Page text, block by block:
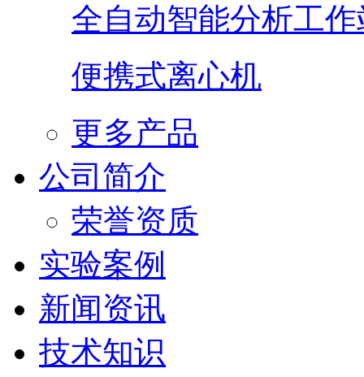
全自动智能分析工作
便携式离心机
更多产品
公司简介
荣誉资质
实验案例
新闻资讯
技术知识